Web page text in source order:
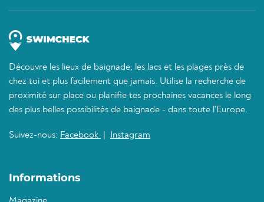
Découvre les lieux de baignade, les lacs et les plages près de
chez toi et plus facilement que jamais. Utilise la recherche de
proximité sur place ou planifie tes prochaines vacances le long
des plus belles possibilités de baignade - dans toute l'Europe.
Suivez-nous: Facebook Instagram
Informations